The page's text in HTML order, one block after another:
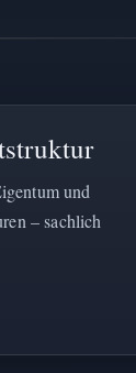
und
– sachlich